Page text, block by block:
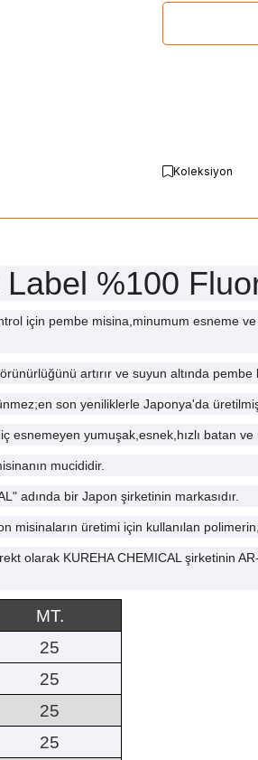
Koleksiyon
%100
için pembe misina,minumum esneme
artırır ve suyun altında
son yeniliklerle Japonya'da
esnemeyen yumuşak,esnek,hızlı batan
mucididir.
adında bir Japon şirketinin markasıdır.
misinaların üretimi için kullanılan
olarak KUREHA CHEMICAL şirketinin
MT.
25
25
25
25